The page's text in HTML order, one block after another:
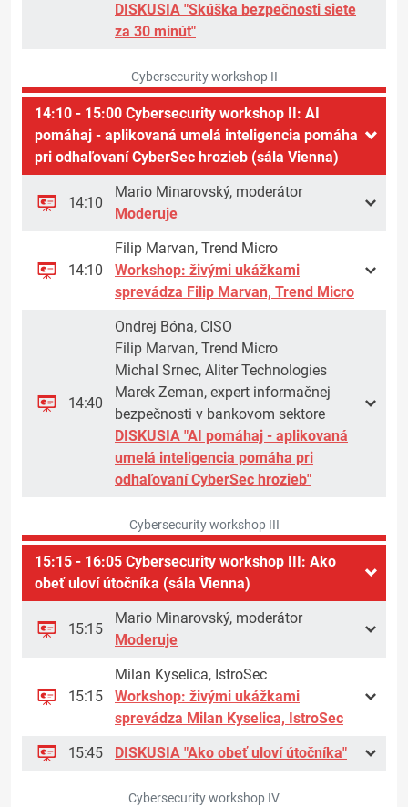
DISKUSIA "Skúška bezpečnosti siete
za 30 minút"
Cybersecurity workshop II
14:10 - 15:00 Cybersecurity workshop II: AI
pomáhaj - aplikovaná umelá inteligencia pomáha
pri odhaľovaní CyberSec hrozieb (sála Vienna)
14:10
Mario Minarovský, moderátor
Moderuje
14:10
Filip Marvan, Trend Micro
Workshop: živými ukážkami
sprevádza Filip Marvan, Trend Micro
14:40
Ondrej Bóna, CISO
Filip Marvan, Trend Micro
Michal Srnec, Aliter Technologies
Marek Zeman, expert informačnej
bezpečnosti v bankovom sektore
DISKUSIA "AI pomáhaj - aplikovaná
umelá inteligencia pomáha pri
odhaľovaní CyberSec hrozieb"
Cybersecurity workshop III
15:15 - 16:05 Cybersecurity workshop III: Ako
obeť uloví útočníka (sála Vienna)
15:15
Mario Minarovský, moderátor
Moderuje
15:15
Milan Kyselica, IstroSec
Workshop: živými ukážkami
sprevádza Milan Kyselica, IstroSec
15:45
DISKUSIA "Ako obeť uloví útočníka"
Cybersecurity workshop IV